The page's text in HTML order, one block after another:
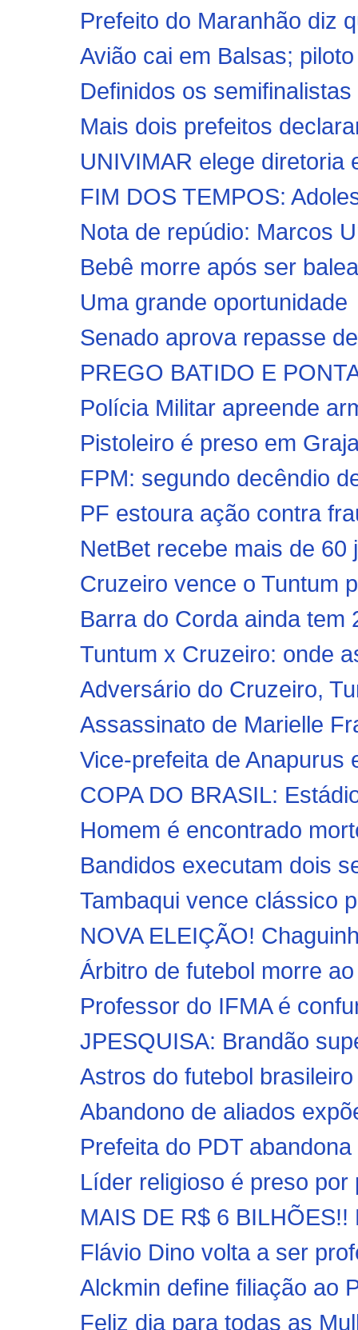
Prefeito do Maranhão diz
Avião cai em Balsas;
Definidos os
Mais dois prefeitos
UNIVIMAR elege diretoria
FIM DOS TEMPOS:
Nota de repúdio: Marcos
Bebê morre após ser
Uma grande oportunidade
Senado aprova repasse
PREGO BATIDO E
Polícia Militar apreende
Pistoleiro é preso em
FPM: segundo decêndio
PF estoura ação contra
NetBet recebe mais de
Cruzeiro vence o Tuntum
Barra do Corda ainda tem
Tuntum x Cruzeiro: onde
Adversário do Cruzeiro,
Assassinato de Marielle
Vice-prefeita de Anapurus
COPA DO BRASIL:
Homem é encontrado
Bandidos executam dois
Tambaqui vence clássico
NOVA ELEIÇÃO!
Árbitro de futebol morre
Professor do IFMA é
JPESQUISA: Brandão
Astros do futebol
Abandono de aliados
Prefeita do PDT
Líder religioso é preso
MAIS DE R$ 6
Flávio Dino volta a ser
Alckmin define filiação ao
Feliz dia para todas as